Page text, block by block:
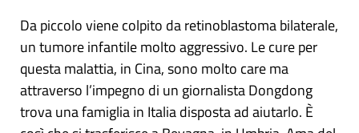
Da piccolo viene colpito da retinoblastoma bilaterale,
un tumore infantile molto aggressivo. Le cure per
questa malattia, in Cina, sono molto care ma
attraverso l’impegno di un giornalista Dongdong
trova una famiglia in Italia disposta ad aiutarlo. È